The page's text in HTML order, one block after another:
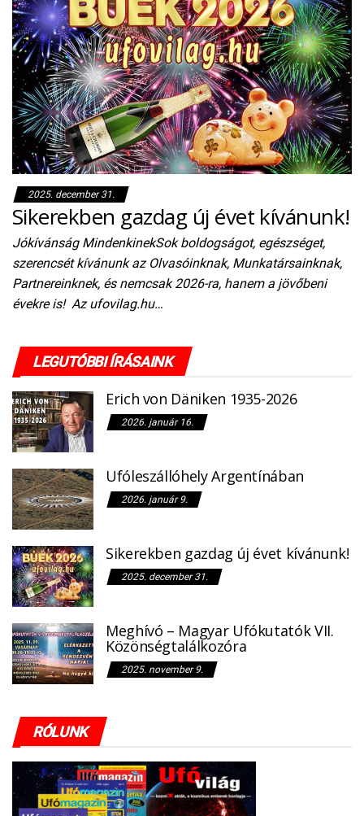
2025. december 31.
Sikerekben gazdag új évet kívánunk!
Jókívánság MindenkinekSok boldogságot, egészséget,
szerencsét kívánunk az Olvasóinknak, Munkatársainknak,
Partnereinknek, és nemcsak 2026-ra, hanem a jövőbeni
évekre is! Az ufovilag.hu…
LEGUTÓBBI ÍRÁSAINK
Erich von Däniken 1935-2026
2026. január 16.
Ufóleszállóhely Argentínában
2026. január 9.
Sikerekben gazdag új évet kívánunk!
2025. december 31.
Meghívó – Magyar Ufókutatók VII.
Közönségtalálkozóra
2025. november 9.
RÓLUNK